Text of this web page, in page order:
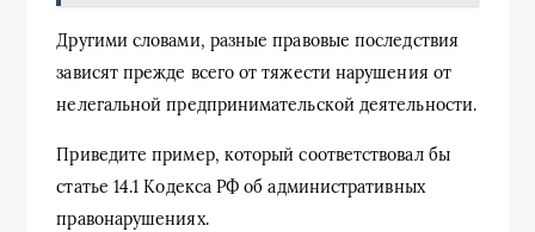
Другими словами, разные правовые последствия
зависят прежде всего от тяжести нарушения от
нелегальной предпринимательской деятельности.
Приведите пример, который соответствовал бы
статье 14.1 Кодекса РФ об административных
правонарушениях.